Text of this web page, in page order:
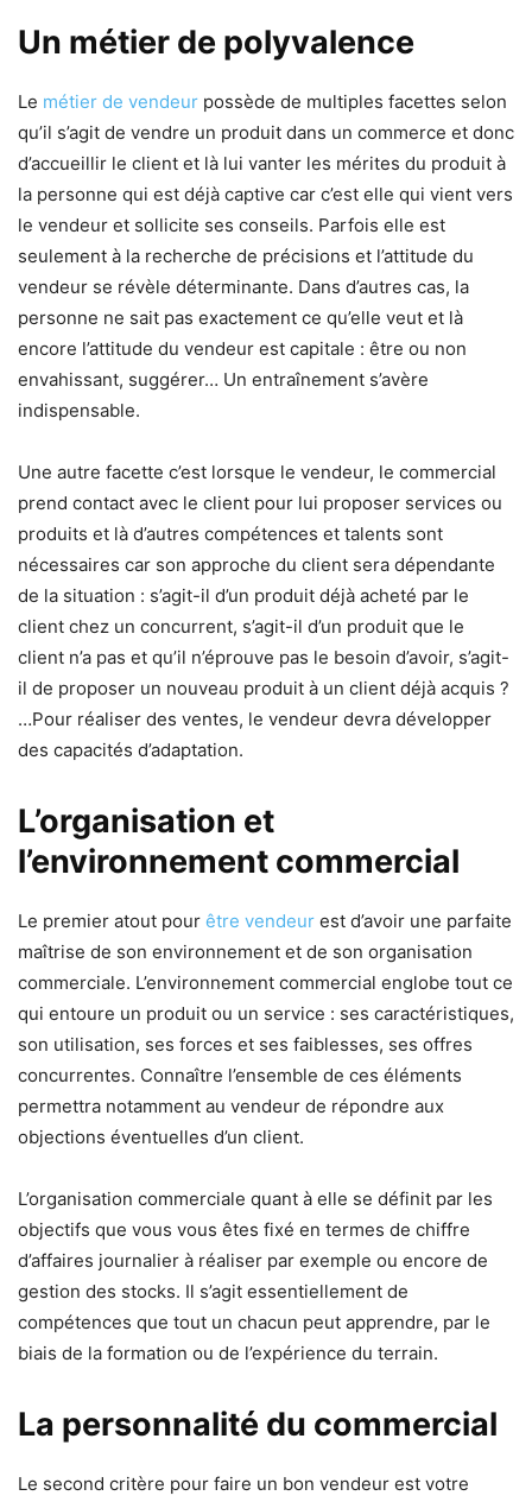
Un métier de polyvalence
Le métier de vendeur possède de multiples facettes selon
qu’il s’agit de vendre un produit dans un commerce et donc
d’accueillir le client et là lui vanter les mérites du produit à
la personne qui est déjà captive car c’est elle qui vient vers
le vendeur et sollicite ses conseils. Parfois elle est
seulement à la recherche de précisions et l’attitude du
vendeur se révèle déterminante. Dans d’autres cas, la
personne ne sait pas exactement ce qu’elle veut et là
encore l’attitude du vendeur est capitale : être ou non
envahissant, suggérer… Un entraînement s’avère
indispensable.
Une autre facette c’est lorsque le vendeur, le commercial
prend contact avec le client pour lui proposer services ou
produits et là d’autres compétences et talents sont
nécessaires car son approche du client sera dépendante
de la situation : s’agit-il d’un produit déjà acheté par le
client chez un concurrent, s’agit-il d’un produit que le
client n’a pas et qu’il n’éprouve pas le besoin d’avoir, s’agit-
il de proposer un nouveau produit à un client déjà acquis ?
…Pour réaliser des ventes, le vendeur devra développer
des capacités d’adaptation.
L’organisation et
l’environnement commercial
Le premier atout pour être vendeur est d’avoir une parfaite
maîtrise de son environnement et de son organisation
commerciale. L’environnement commercial englobe tout ce
qui entoure un produit ou un service : ses caractéristiques,
son utilisation, ses forces et ses faiblesses, ses offres
concurrentes. Connaître l’ensemble de ces éléments
permettra notamment au vendeur de répondre aux
objections éventuelles d’un client.
L’organisation commerciale quant à elle se définit par les
objectifs que vous vous êtes fixé en termes de chiffre
d’affaires journalier à réaliser par exemple ou encore de
gestion des stocks. Il s’agit essentiellement de
compétences que tout un chacun peut apprendre, par le
biais de la formation ou de l’expérience du terrain.
La personnalité du commercial
Le second critère pour faire un bon vendeur est votre